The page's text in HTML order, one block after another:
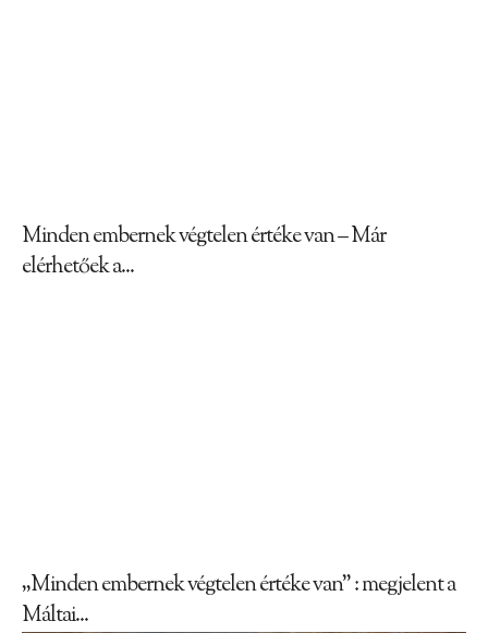
Minden embernek végtelen értéke van – Már
elérhetőek a...
„Minden embernek végtelen értéke van” : megjelent a
Máltai...